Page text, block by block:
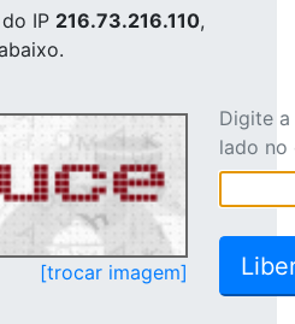
do IP 216.73.216.110,
[trocar imagem]
Digite
lado no